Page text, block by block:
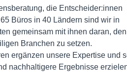
die Entscheider:innen
Büros in 40 Ländern sind wir in
gemeinsam mit ihnen daran, den
Branchen zu setzen.
ergänzen unsere Expertise und
nachhaltigere Ergebnisse